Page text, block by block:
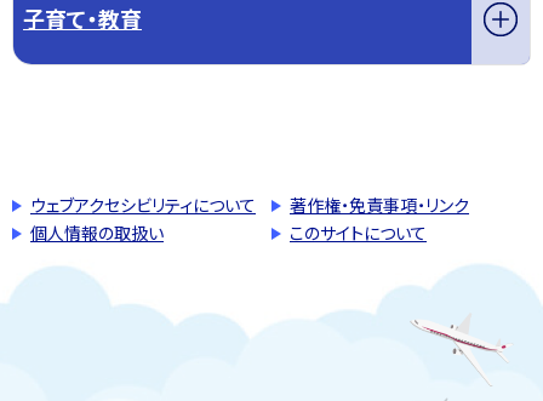
子育て・教育
ウェブアクセシビリティについて
著作権・免責事項・リンク
個人情報の取扱い
このサイトについて